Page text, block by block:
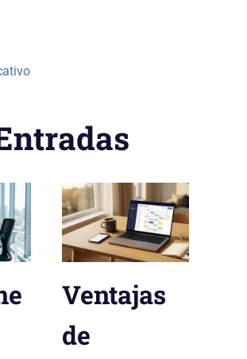
Ventajas
de